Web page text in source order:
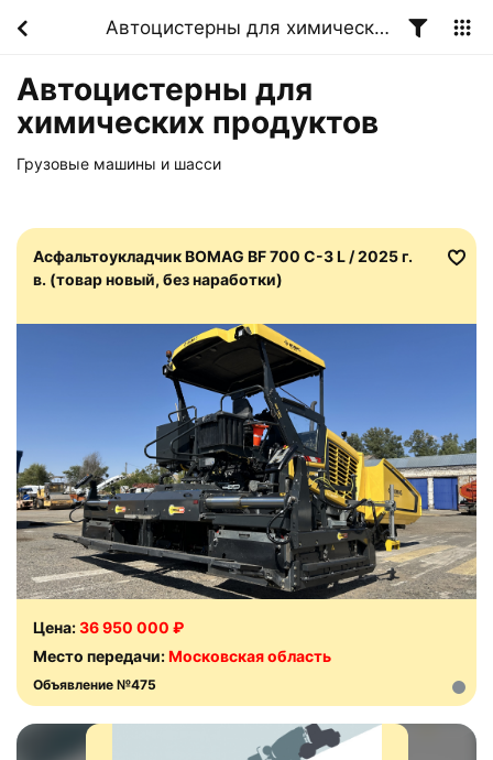
Автоцистерны для химических продуктов
Автоцистерны для
химических продуктов
Грузовые машины и шасси
Асфальтоукладчик BOMAG BF 700 C-3 L / 2025 г.
в. (товар новый, без наработки)
Цена:36 950 000 ₽
Место передачи:Московская область
Объявление №475